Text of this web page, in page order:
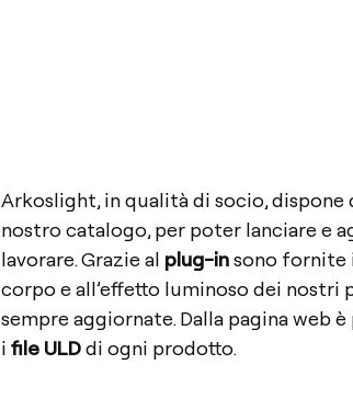
Arkoslight, in qualità di socio, dispone
nostro catalogo, per poter lanciare e
lavorare. Grazie al plug-insono fornite
corpo e all’effetto luminoso dei
sempre aggiornate. Dalla pagina web
i file ULDdi ogni prodotto.